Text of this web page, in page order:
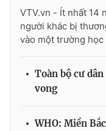
VTV.vn - Ít nhất 14
người khác bị
vào một trường
Toàn bộ cư
vong
WHO: Miền